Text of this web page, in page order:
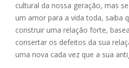
cultural da nossa geração, mas
um amor para a vida toda, saiba
construir uma relação forte,
consertar os defeitos da sua
uma nova cada vez que a sua